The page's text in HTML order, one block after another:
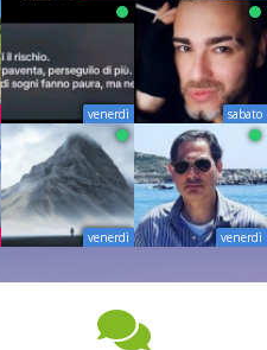
venerdì sabato
venerdì venerdì